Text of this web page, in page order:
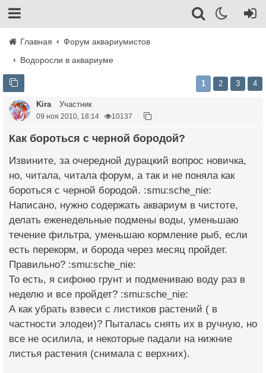
Главная
Форум аквариумистов
Водоросли в аквариуме
1 2 3 4
Kira Участник
09 ноя 2010, 18:14 10137
Как бороться с черной бородой?
Извините, за очередной дурацкий вопрос новичка,
но, читала, читала форум, а так и не поняла как
бороться с черной бородой. :smu:sche_nie:
Написано, нужно содержать аквариум в чистоте,
делать еженедельные подмены воды, уменьшаю
течение фильтра, уменьшаю кормление рыб, если
есть перекорм, и борода через месяц пройдет.
Правильно? :smu:sche_nie:
То есть, я сифоню грунт и подмениваю воду раз в
неделю и все пройдет? :smu:sche_nie:
А как убрать взвеси с листиков растений ( в
частности элодеи)? Пыталась снять их в ручную, но
все не осилила, и некоторые падали на нижние
листья растения (снимала с верхних).